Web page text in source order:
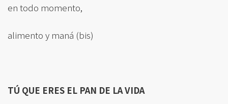
en todo momento,
alimento y maná (bis)
TÚ QUE ERES EL PAN DE LA VIDA